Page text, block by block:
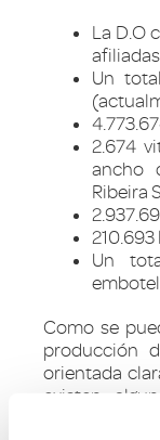
La D.O
afiliadas.
Un
2.674
ancho
Ribeira
Un
Como se
producción
orientada
existen
cotizados.